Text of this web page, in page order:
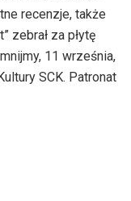
recenzje, także
zebrał za płytę
11 września,
SCK. Patronat